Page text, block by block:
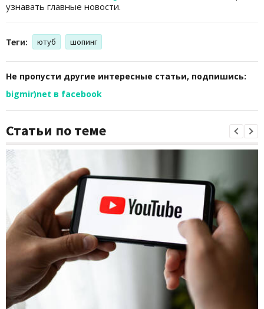
узнавать главные новости.
Теги: ютуб шопинг
Не пропусти другие интересные статьи, подпишись:
bigmir)net в facebook
Статьи по теме